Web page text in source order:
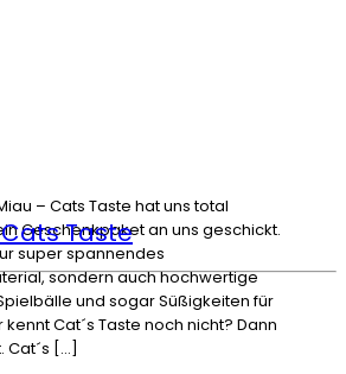
– Cats Taste hat uns total
Geschenkpaket an uns geschickt.
super spannendes
sondern auch hochwertige
und sogar Süßigkeiten für
kennt Cat´s Taste noch nicht? Dann
[…]
Taste